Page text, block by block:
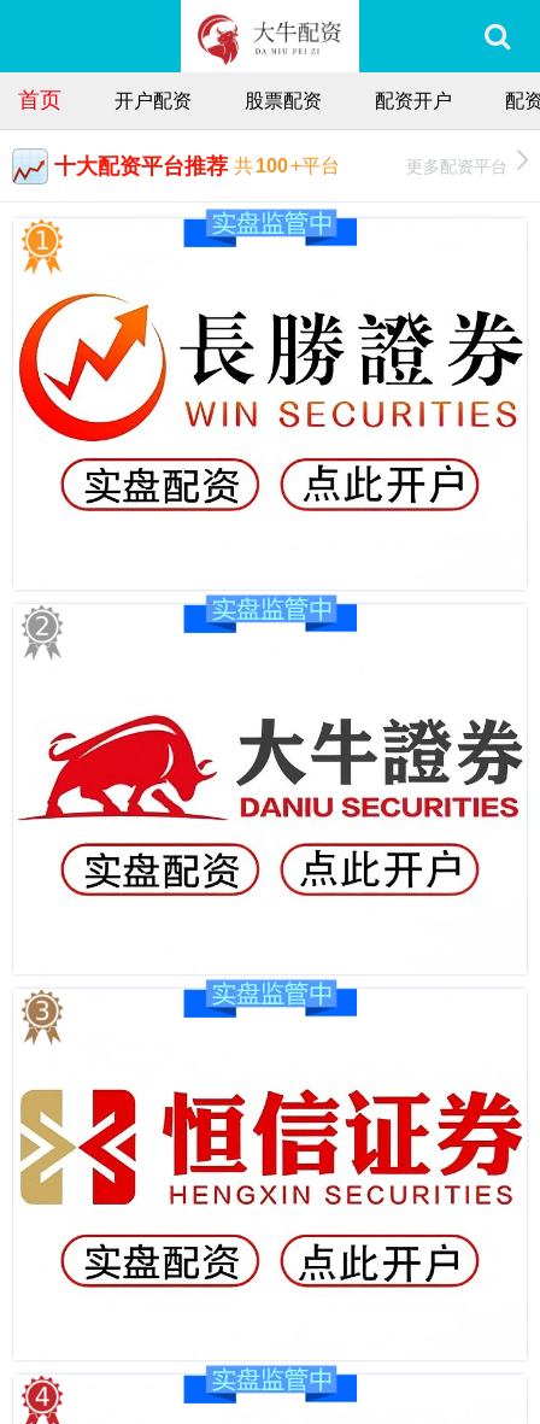
首页 开户配资 股票配资 配资开户 配
十大配资平台推荐 共100+平台 更多配资平台